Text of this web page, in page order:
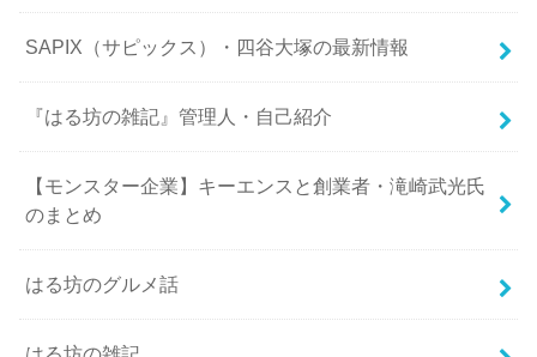
SAPIX（サピックス）・四谷大塚の最新情報
『はる坊の雑記』管理人・自己紹介
【モンスター企業】キーエンスと創業者・滝崎武光氏
のまとめ
はる坊のグルメ話